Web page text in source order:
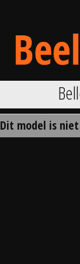
Dit model is